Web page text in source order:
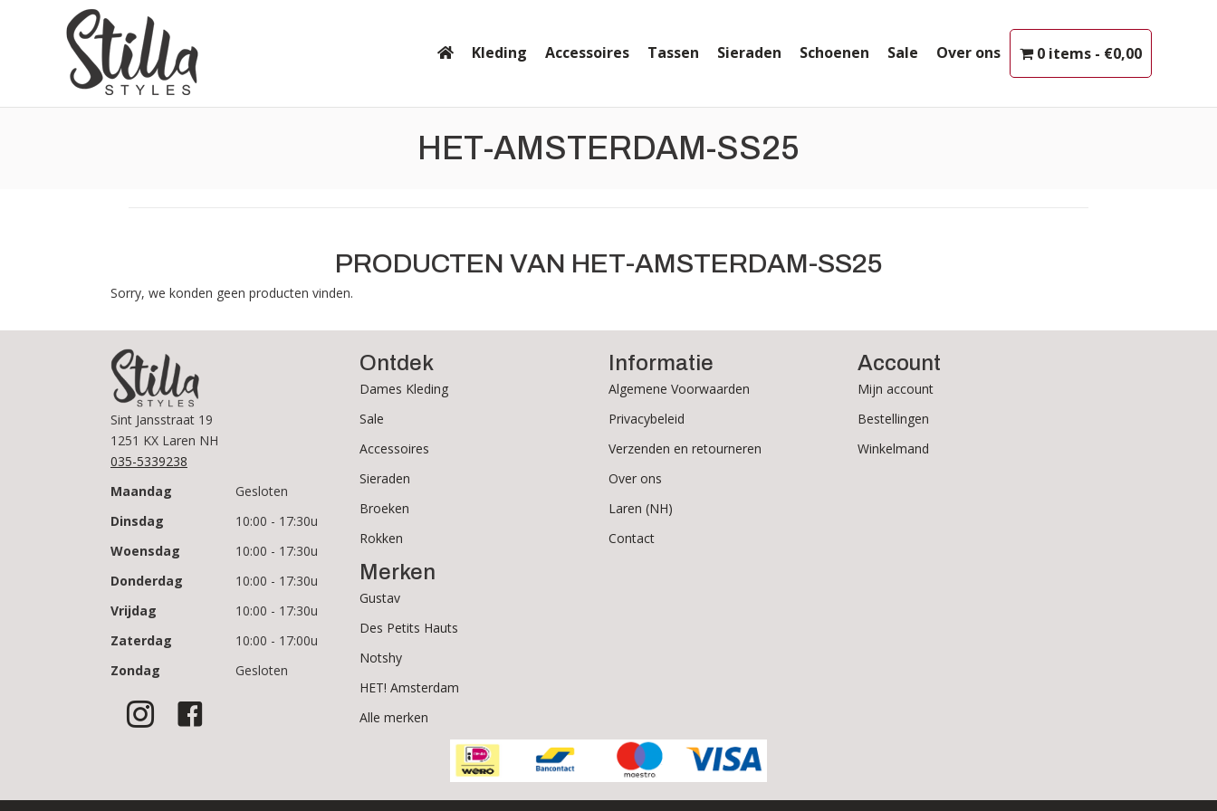
Kleding Accessoires Tassen Sieraden Schoenen Sale Over ons 0 items €0,00
HET-AMSTERDAM-SS25
PRODUCTEN VAN HET-AMSTERDAM-SS25
Sorry, we konden geen producten vinden.
Sint Jansstraat 19
1251 KX Laren NH
035-5339238
Maandag
Gesloten
Dinsdag
10:00 - 17:30u
Woensdag
10:00 - 17:30u
Donderdag
10:00 - 17:30u
Vrijdag
10:00 - 17:30u
Zaterdag
10:00 - 17:00u
Zondag
Gesloten
Ontdek
Dames Kleding
Sale
Accessoires
Sieraden
Broeken
Rokken
Merken
Gustav
Des Petits Hauts
Notshy
HET! Amsterdam
Alle merken
Informatie
Algemene Voorwaarden
Privacybeleid
Verzenden en retourneren
Over ons
Laren (NH)
Contact
Account
Mijn account
Bestellingen
Winkelmand